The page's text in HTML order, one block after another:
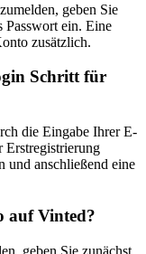
geben Sie
Passwort ein. Eine
zusätzlich.
Schritt für
die Eingabe Ihrer E-
Erstregistrierung
und anschließend eine
auf Vinted?
geben Sie zunächst